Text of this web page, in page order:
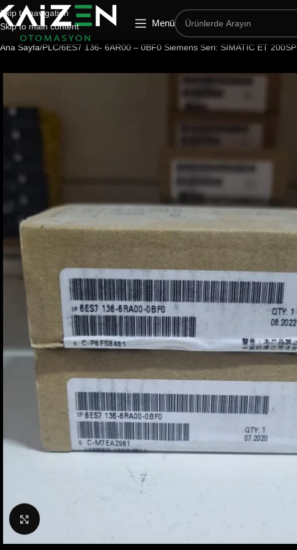
Skip to navigation
Skip to main content
Menü
Ana Sayfa PLC 6ES7 136- 6AR00 – 0BF0 Siemens Seri: SIMATIC ET 200SP